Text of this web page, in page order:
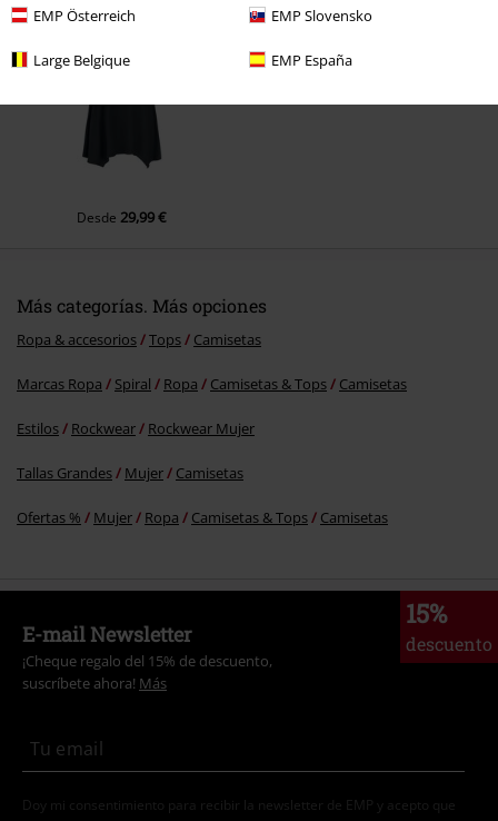
EMP Österreich EMP Slovensko
Large Belgique EMP España
¿Te ha resultado útil este comentario?
Desde 29,99 €
Más categorías. Más opciones
Ropa & accesorios Tops Camisetas
Marcas Ropa Spiral Ropa Camisetas & Tops Camisetas
Estilos Rockwear Rockwear Mujer
Tallas Grandes Mujer Camisetas
Ofertas % Mujer Ropa Camisetas & Tops Camisetas
15%
descuento
E-mail Newsletter
¡Cheque regalo del 15% de descuento,
suscríbete ahora! Más
Doy mi consentimiento para recibir la newsletter de EMP y acepto que